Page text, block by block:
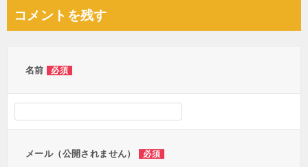
ビ
コメントを残す
名前 必須
メール（公開されません） 必須